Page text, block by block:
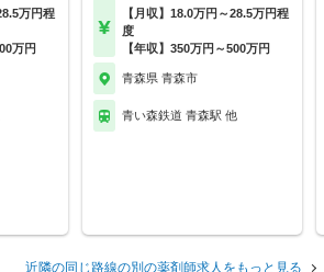
万円程
万円
【月収】18.0万円～28.5万円程
度
【年収】350万円～500万円
青森県 青森市
青い森鉄道 青森駅 他
近隣の同じ路線の別の薬剤師求人をもっと見る